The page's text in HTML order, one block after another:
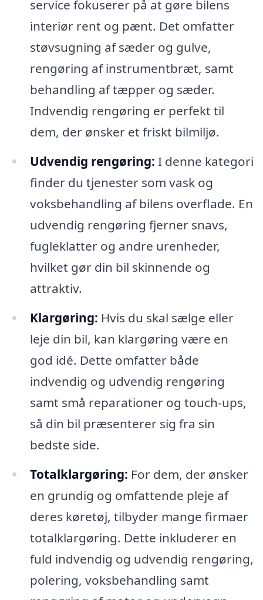
service fokuserer på at gøre bilens
interiør rent og pænt. Det omfatter
støvsugning af sæder og gulve,
rengøring af instrumentbræt, samt
behandling af tæpper og sæder.
Indvendig rengøring er perfekt til
dem, der ønsker et friskt bilmiljø.
Udvendig rengøring: I denne kategori
finder du tjenester som vask og
voksbehandling af bilens overflade. En
udvendig rengøring fjerner snavs,
fugleklatter og andre urenheder,
hvilket gør din bil skinnende og
attraktiv.
Klargøring: Hvis du skal sælge eller
leje din bil, kan klargøring være en
god idé. Dette omfatter både
indvendig og udvendig rengøring
samt små reparationer og touch-ups,
så din bil præsenterer sig fra sin
bedste side.
Totalklargøring: For dem, der ønsker
en grundig og omfattende pleje af
deres køretøj, tilbyder mange firmaer
totalklargøring. Dette inkluderer en
fuld indvendig og udvendig rengøring,
polering, voksbehandling samt